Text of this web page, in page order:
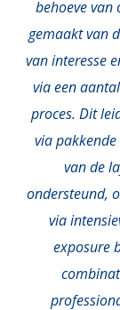
behoeve van
gemaakt van
van interesse
via een
proces. Dit
via
van de
ondersteund,
via
exposure